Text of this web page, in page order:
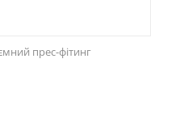
прес-фітинг